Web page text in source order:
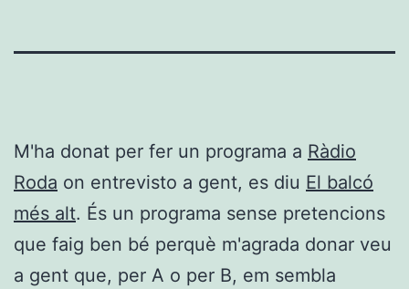
M'ha donat per fer un programa a Ràdio
Roda on entrevisto a gent, es diu El balcó
més alt. És un programa sense pretencions
que faig ben bé perquè m'agrada donar veu
a gent que, per A o per B, em sembla